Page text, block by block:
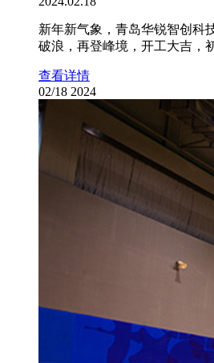
新年新气象，青岛华锐智创科
破浪，再登峰境，开工大吉，
查看详情
02/18 2024